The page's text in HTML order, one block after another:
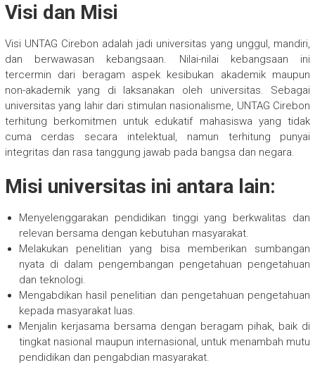
Visi dan Misi
Visi UNTAG Cirebon adalah jadi universitas yang unggul, mandiri,
dan berwawasan kebangsaan. Nilai-nilai kebangsaan ini
tercermin dari beragam aspek kesibukan akademik maupun
non-akademik yang di laksanakan oleh universitas. Sebagai
universitas yang lahir dari stimulan nasionalisme, UNTAG Cirebon
terhitung berkomitmen untuk edukatif mahasiswa yang tidak
cuma cerdas secara intelektual, namun terhitung punyai
integritas dan rasa tanggung jawab pada bangsa dan negara.
Misi universitas ini antara lain:
Menyelenggarakan pendidikan tinggi yang berkwalitas dan
relevan bersama dengan kebutuhan masyarakat.
Melakukan penelitian yang bisa memberikan sumbangan
nyata di dalam pengembangan pengetahuan pengetahuan
dan teknologi.
Mengabdikan hasil penelitian dan pengetahuan pengetahuan
kepada masyarakat luas.
Menjalin kerjasama bersama dengan beragam pihak, baik di
tingkat nasional maupun internasional, untuk menambah mutu
pendidikan dan pengabdian masyarakat.